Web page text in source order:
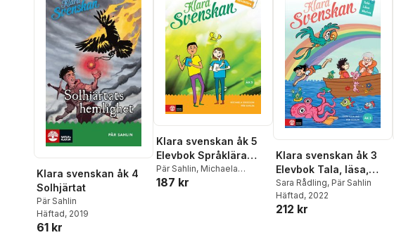
Klara svenskan åk 4
Solhjärtat
Pär Sahlin
Häftad, 2019
61 kr
Klara svenskan åk 5
Elevbok Språklära
med elevwebb : inkl
digital
Pär Sahlin, Michaela
Eriksson
187 kr
Klara svenskan åk 3
Elevbok Tala, läsa,
skriva
Sara Rådling, Pär Sahlin
Häftad, 2022
212 kr